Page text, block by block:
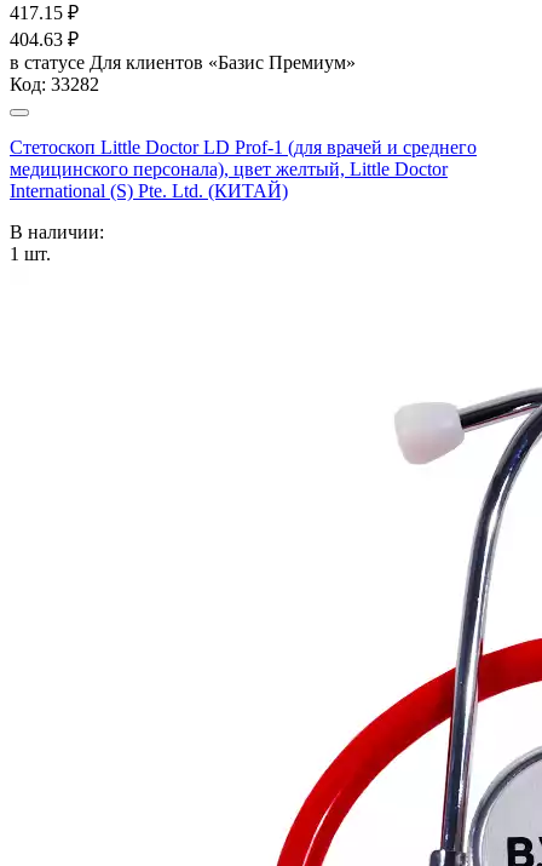
417.15 ₽
404.63 ₽
в статусе Для клиентов «Базис Премиум»
Код: 33282
Стетоскоп Little Doctor LD Prof-1 (для врачей и среднего
медицинского персонала), цвет желтый, Little Doctor
International (S) Pte. Ltd. (КИТАЙ)
В наличии:
1 шт.